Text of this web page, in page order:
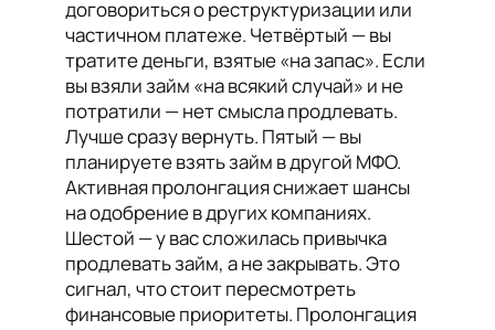
договориться о реструктуризации или
частичном платеже. Четвёртый — вы
тратите деньги, взятые «на запас». Если
вы взяли займ «на всякий случай» и не
потратили — нет смысла продлевать.
Лучше сразу вернуть. Пятый — вы
планируете взять займ в другой МФО.
Активная пролонгация снижает шансы
на одобрение в других компаниях.
Шестой — у вас сложилась привычка
продлевать займ, а не закрывать. Это
сигнал, что стоит пересмотреть
финансовые приоритеты. Пролонгация